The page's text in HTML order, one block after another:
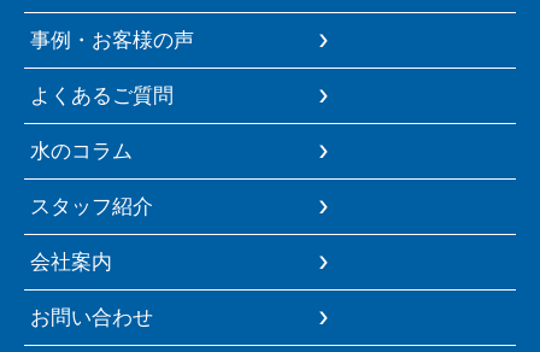
事例・お客様の声
よくあるご質問
水のコラム
スタッフ紹介
会社案内
お問い合わせ